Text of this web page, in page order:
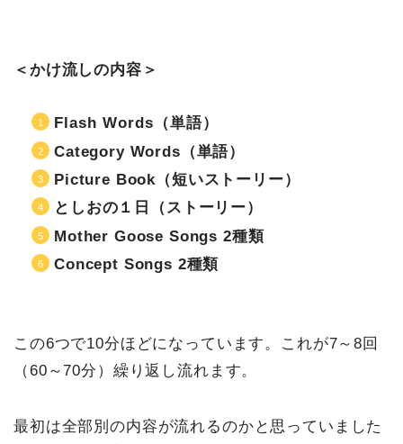
＜かけ流しの内容＞
Flash Words（単語）
Category Words（単語）
Picture Book（短いストーリー）
としおの１日（ストーリー）
Mother Goose Songs 2種類
Concept Songs 2種類
この6つで10分ほどになっています。これが7～8回
（60～70分）繰り返し流れます。
最初は全部別の内容が流れるのかと思っていました